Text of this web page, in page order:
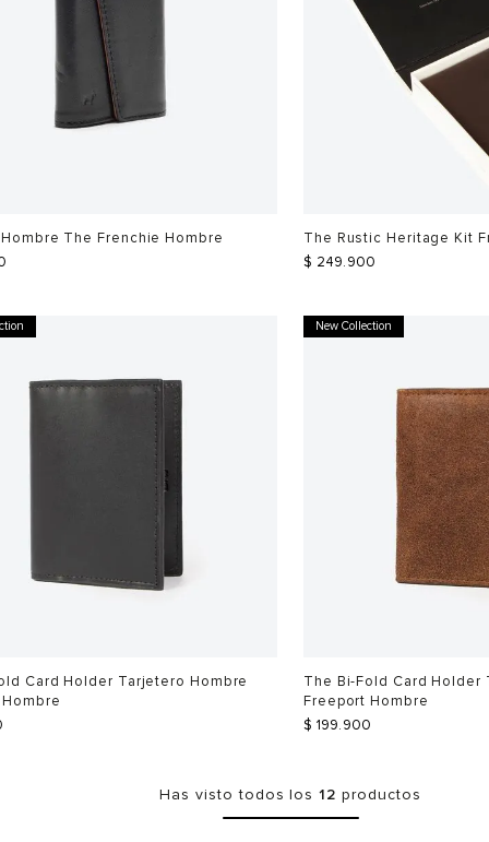
The Frenchie Hombre
The Rustic Heritage Kit
$ 249.900
Card Holder Tarjetero Hombre
New Collection
The Bi-Fold Card Holder
Freeport Hombre
$ 199.900
Has visto todos los12 productos